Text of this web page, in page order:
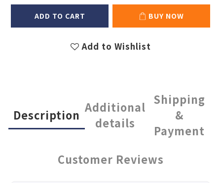
ADD TO CART BUY NOW
Add to Wishlist
Description
Additional
details
Shipping
&
Payment
Customer Reviews